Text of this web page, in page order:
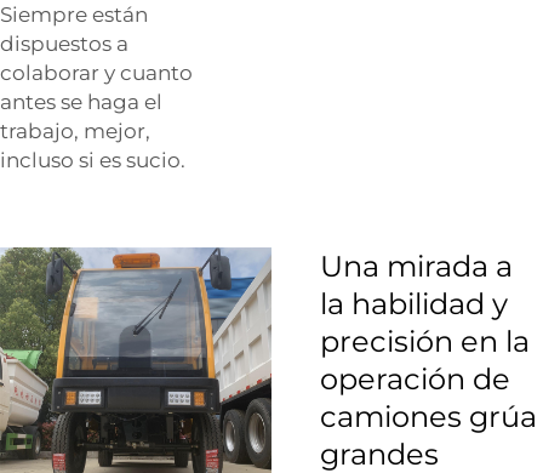
Siempre están
dispuestos a
colaborar y cuanto
antes se haga el
trabajo, mejor,
incluso si es sucio.
Una mirada a
la habilidad y
precisión en la
operación de
camiones grúa
grandes